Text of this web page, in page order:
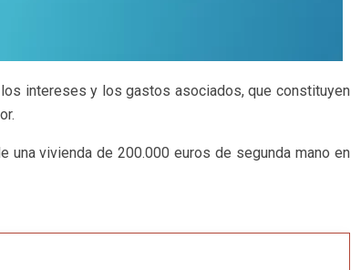
intereses y los gastos asociados, que constituyen
vivienda de 200.000 euros de segunda mano en